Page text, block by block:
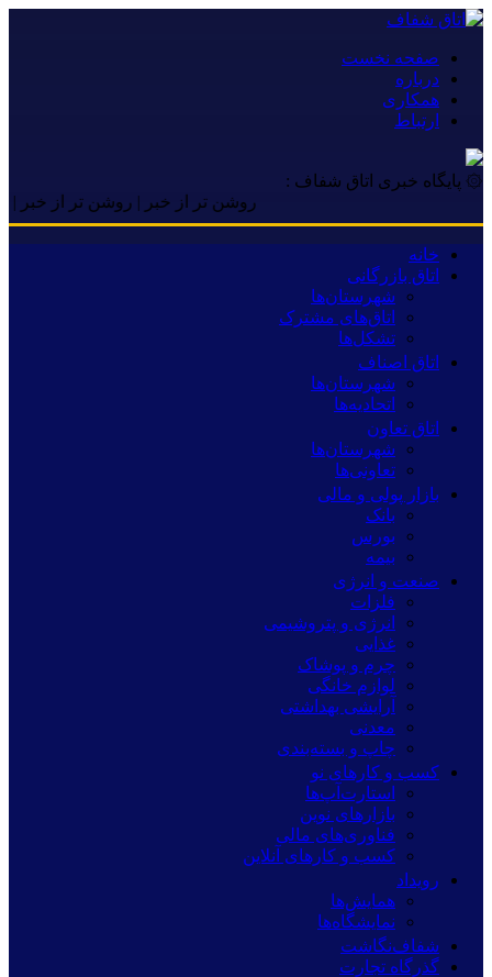
صفحه نخست
درباره
همکاری
ارتباط
۞ پایگاه خبری اتاق شفاف :
روشن تر از خبر | روشن تر از خبر |
خانه
اتاق بازرگانی
شهرستان‌ها
اتاق‌های مشترک
تشکل‌ها
اتاق اصناف
شهرستان‌ها
اتحادیه‌ها
اتاق تعاون
شهرستان‌ها
تعاونی‌ها
بازار پولی و مالی
بانک
بورس
بیمه
صنعت و انرژی
فلزات
انرژی و پتروشیمی
غذایی
چرم و پوشاک
لوازم خانگی
آرایشی بهداشتی
معدنی
چاپ و بسته‌بندی
کسب و کارهای نو
استارت‌آپ‌ها
بازارهای نوین
فناوری‌های مالی
کسب و کارهای آنلاین
رویداد
همایش‌ها
نمایشگاه‌ها
شفاف‌نگاشت
گذرگاه تجارت